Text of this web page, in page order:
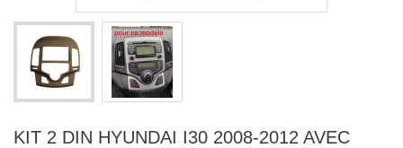
KIT 2 DIN HYUNDAI I30 2008-2012 AVEC